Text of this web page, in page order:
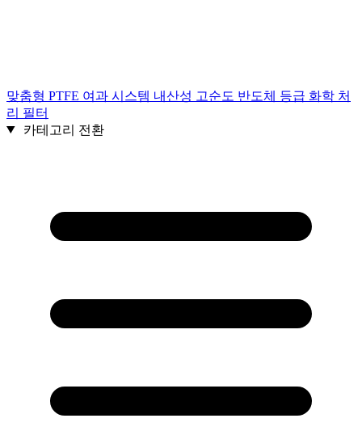
맞춤형 PTFE 여과 시스템 내산성 고순도 반도체 등급 화학 처
리 필터
카테고리 전환